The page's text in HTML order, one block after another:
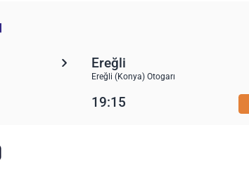
Ereğli
Ereğli (Konya) Otogarı
19:15